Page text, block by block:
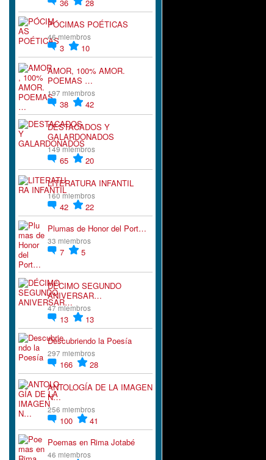
36
28
PÓCIMAS POÉTICAS
46 miembros
3
10
AMOR, 100% AMOR.
POEMAS …
197 miembros
38
42
DESTACADOS Y
GALARDONADOS
149 miembros
65
20
LITERATURA INFANTIL
160 miembros
42
22
Plumas de Honor del Port…
33 miembros
7 5
DÉCIMO SEGUNDO
ANIVERSAR…
47 miembros
13
13
Descubriendo la Poesía
297 miembros
166
28
ANTOLOGÍA DE LA IMAGEN
N…
256 miembros
100
41
Poemas en Rima Jotabé
46 miembros